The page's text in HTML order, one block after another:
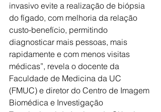
invasivo evite a realização de biópsia
do fígado, com melhoria da relação
custo-benefício, permitindo
diagnosticar mais pessoas, mais
rapidamente e com menos visitas
médicas”, revela o docente da
Faculdade de Medicina da UC
(FMUC) e diretor do Centro de Imagem
Biomédica e Investigação